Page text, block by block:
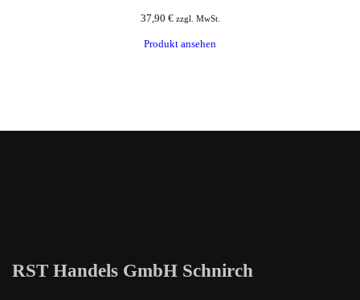
37,90 € zzgl. MwSt.
Produkt ansehen
RST Handels GmbH Schnirch